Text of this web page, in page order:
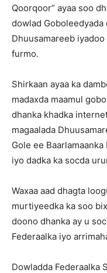
Qoorqoor” ayaa soo
dowlad Goboleedyada
Dhuusamareeb
furmo.
Shirkaan ayaa ka
madaxda maamul
dhanka khadka
magaalada
Gole ee
iyo dadka ka socda
Waxaa aad dhagta
murtiyeedka ka soo
doono dhanka ay u
Federaalka iyo
Dowladda Federaalka